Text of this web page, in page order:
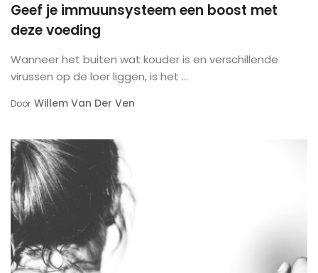
Geef je immuunsysteem een boost met
deze voeding
Wanneer het buiten wat kouder is en verschillende
virussen op de loer liggen, is het ...
Door Willem Van Der Ven